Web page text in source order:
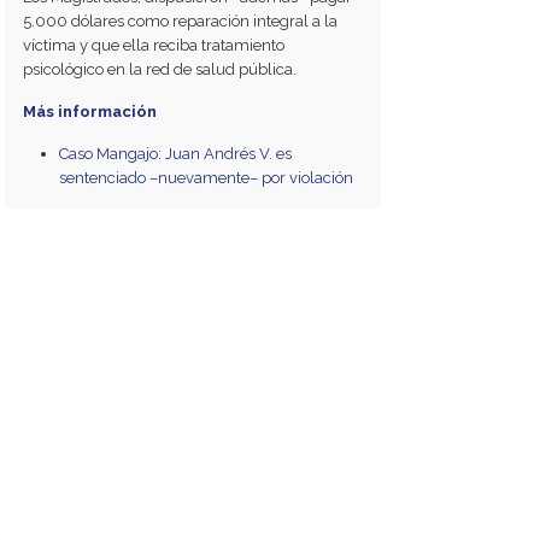
5.000 dólares como reparación integral a la
víctima y que ella reciba tratamiento
psicológico en la red de salud pública.
Más información
Caso Mangajo: Juan Andrés V. es
sentenciado –nuevamente– por violación